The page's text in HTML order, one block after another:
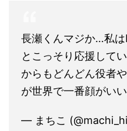
長瀬くんマジか…私は
とこっそり応援して
からもどんどん役者
が世界で一番顔がい
— まちこ